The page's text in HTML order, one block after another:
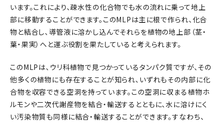
います。これにより、疎水性の化合物でも水の流れに乗って地上
部に移動することができます。このMLPは主に根で作られ、化合
物と結合し、導管液に溶かし込んでそれらを植物の地上部（茎・
葉・果実）へと運ぶ役割を果たしていると考えられます。
このMLPは、ウリ科植物で見つかっているタンパク質ですが、その
他多くの植物にも存在することが知られ、いずれもその内部に化
合物を収容できる空洞を持っています。この空洞に収まる植物ホ
ルモンや二次代謝産物を結合・輸送するとともに、水に溶けにく
い汚染物質も同様に結合・輸送することができます。すなわち、